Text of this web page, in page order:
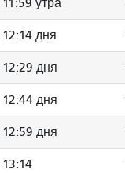
11:59 утра
12:14 дня
12:29 дня
12:44 дня
12:59 дня
13:14